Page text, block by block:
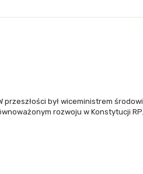
przeszłości był wiceministrem
rozwoju w Konstytucji